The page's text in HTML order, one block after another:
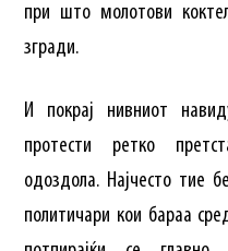
при што молотови
згради.
И покрај нивниот
протести ретко
одоздола. Најчесто тие
политичари кои бараа